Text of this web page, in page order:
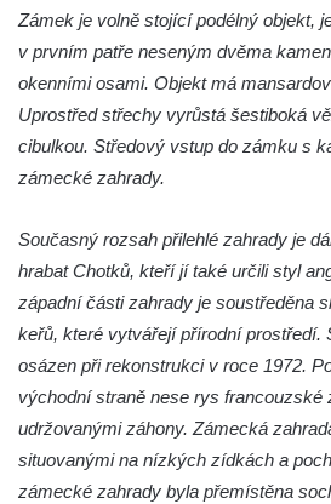
Zámek Semily
Zámek Cebiv
Zámek Rabštejn nad Střelou
Zámek Bezdružice
Zámek Javorná
Hrad a zámek Vartenberk ve Stráži
Ralskem
Zámek Doksy
Zámek Zahrádky
Zámek Jílové
Zámek Pachtů z Rájova v Jablonném
Zámek je volně stojící podélný objekt,
v prvním patře neseným dvěma
okenními osami. Objekt má
Uprostřed střechy vyrůstá šestiboká
cibulkou. Středový vstup do zámku s
zámecké zahrady.
Současný rozsah přilehlé zahrady je
hrabat Chotků, kteří jí také určili styl
západní části zahrady je soustředěna
keřů, které vytvářejí přírodní prostředí.
osázen při rekonstrukci v roce 1972.
východní straně nese rys francouzské
udržovanými záhony. Zámecká
situovanými na nízkých zídkách a
zámecké zahrady byla přemístěna